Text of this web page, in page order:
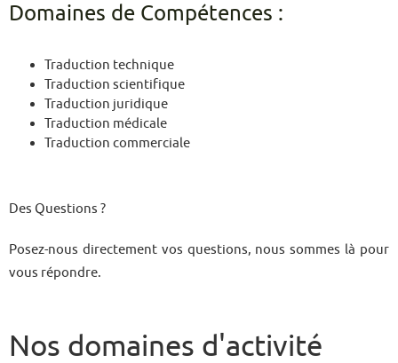
Domaines de Compétences :
Traduction technique
Traduction scientifique
Traduction juridique
Traduction médicale
Traduction commerciale
Des Questions ?
Posez-nous directement vos questions, nous sommes là pour
vous répondre.
Nos domaines d'activité